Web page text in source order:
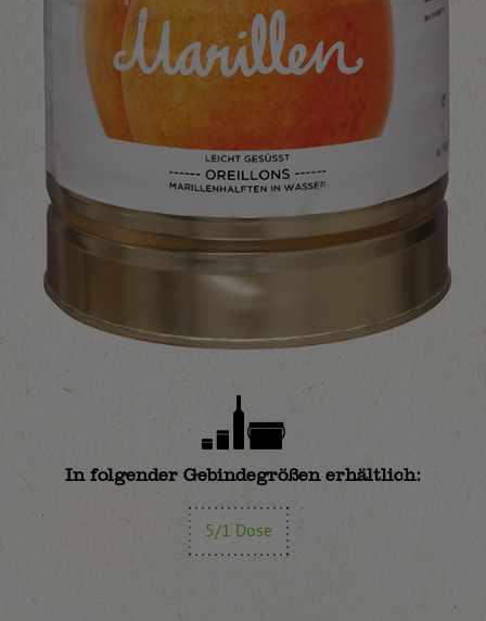
In folgender Gebindegrößen erhältlich:
5/1 Dose